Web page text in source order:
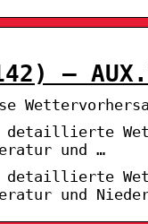
–
detaillierte
und …
detaillierte
und